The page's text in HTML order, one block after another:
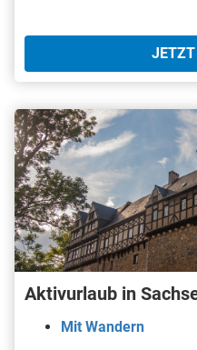
JETZT
Aktivurlaub in
Mit Wandern